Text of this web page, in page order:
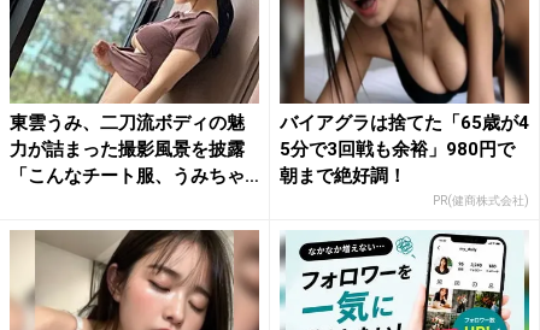
東雲うみ、二刀流ボディの魅
力が詰まった撮影風景を披露
「こんなチート服、うみちゃ
バイアグラは捨てた「65歳が4
5分で3回戦も余裕」980円で
朝まで絶好調！
PR(健商株式会社)